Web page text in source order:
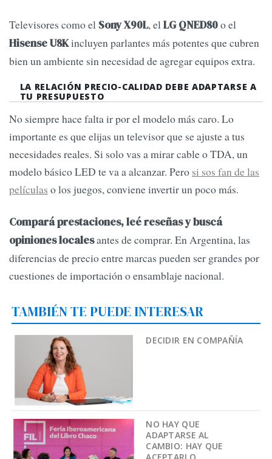
Televisores como el Sony X90L, elLG QNED80o el
Hisense U8Kincluyen parlantes más potentes que cubren
bien un ambiente sin necesidad de agregar equipos extra.
LA RELACIÓN PRECIO-CALIDAD DEBE ADAPTARSE A
TU PRESUPUESTO
No siempre hace falta ir por el modelo más caro. Lo
importante es que elijas un televisor que se ajuste a tus
necesidades reales. Si solo vas a mirar cable o TDA, un
modelo básico LED te va a alcanzar. Pero si sos fan de las
películas o los juegos, conviene invertir un poco más.
Compará prestaciones, leé reseñas y buscá
opiniones localesantes de comprar. En Argentina, las
diferencias de precio entre marcas pueden ser grandes por
cuestiones de importación o ensamblaje nacional.
TAMBIÉN TE PUEDE INTERESAR
DECIDIR EN COMPAÑÍA
NO HAY QUE
ADAPTARSE AL
CAMBIO: HAY QUE